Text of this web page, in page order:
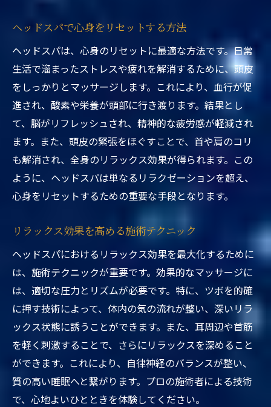
ヘッドスパで心身をリセットする方法
ヘッドスパは、心身のリセットに最適な方法です。日常
生活で溜まったストレスや疲れを解消するために、頭皮
をしっかりとマッサージします。これにより、血行が促
進され、酸素や栄養が頭部に行き渡ります。結果とし
て、脳がリフレッシュされ、精神的な疲労感が軽減され
ます。また、頭皮の緊張をほぐすことで、首や肩のコリ
も解消され、全身のリラックス効果が得られます。この
ように、ヘッドスパは単なるリラクゼーションを超え、
心身をリセットするための重要な手段となります。
リラックス効果を高める施術テクニック
ヘッドスパにおけるリラックス効果を最大化するために
は、施術テクニックが重要です。効果的なマッサージに
は、適切な圧力とリズムが必要です。特に、ツボを的確
に押す技術によって、体内の気の流れが整い、深いリラ
ックス状態に誘うことができます。また、耳周辺や首筋
を軽く刺激することで、さらにリラックスを深めること
ができます。これにより、自律神経のバランスが整い、
質の高い睡眠へと繋がります。プロの施術者による技術
で、心地よいひとときを体験してください。